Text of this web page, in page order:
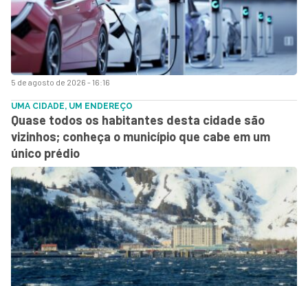
5 de agosto de 2026 - 16:16
UMA CIDADE, UM ENDEREÇO
Quase todos os habitantes desta cidade são
vizinhos; conheça o município que cabe em um
único prédio